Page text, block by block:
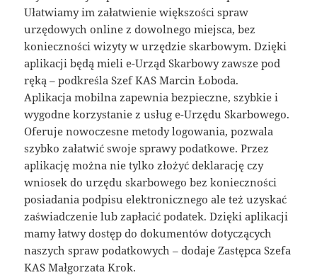
Ułatwiamy im załatwienie większości spraw
urzędowych online z dowolnego miejsca, bez
konieczności wizyty w urzędzie skarbowym. Dzięki
aplikacji będą mieli e-Urząd Skarbowy zawsze pod
ręką – podkreśla Szef KAS Marcin Łoboda.
Aplikacja mobilna zapewnia bezpieczne, szybkie i
wygodne korzystanie z usług e-Urzędu Skarbowego.
Oferuje nowoczesne metody logowania, pozwala
szybko załatwić swoje sprawy podatkowe. Przez
aplikację można nie tylko złożyć deklarację czy
wniosek do urzędu skarbowego bez konieczności
posiadania podpisu elektronicznego ale też uzyskać
zaświadczenie lub zapłacić podatek. Dzięki aplikacji
mamy łatwy dostęp do dokumentów dotyczących
naszych spraw podatkowych – dodaje Zastępca Szefa
KAS Małgorzata Krok.